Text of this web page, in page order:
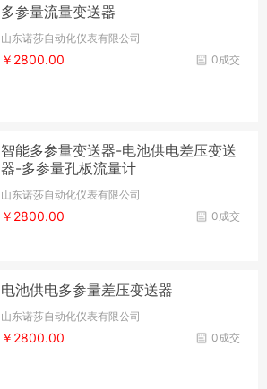
多参量流量变送器
山东诺莎自动化仪表有限公司
0成交
￥2800.00
智能多参量变送器-电池供电差压变送
器-多参量孔板流量计
山东诺莎自动化仪表有限公司
0成交
￥2800.00
电池供电多参量差压变送器
山东诺莎自动化仪表有限公司
0成交
￥2800.00